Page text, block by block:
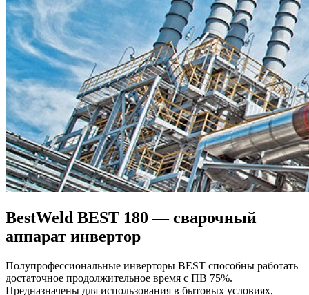
BestWeld BEST 180 — сварочный
аппарат инвертор
Полупрофессиональные инверторы BEST способны работать
достаточное продолжительное время с ПВ 75%.
Предназначены для использования в бытовых условиях,